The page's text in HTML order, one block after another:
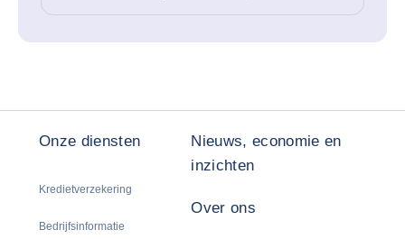
Onze diensten
Kredietverzekering
Bedrijfsinformatie
Nieuws, economie en
inzichten
Over ons